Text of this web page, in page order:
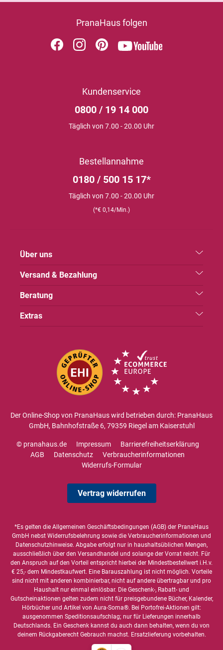
PranaHaus folgen
Kundenservice
0800 / 19 14 000
Täglich von 7.00 - 20.00 Uhr
Bestellannahme
0180 / 500 15 17*
Täglich von 7.00 - 20.00 Uhr
(*€ 0,14/Min.)
Über uns
Versand & Bezahlung
Beratung
Extras
Der Online-Shop von PranaHaus wird betrieben durch: PranaHaus
GmbH, Bahnhofstraße 6, 79359 Riegel am Kaiserstuhl
© pranahaus.de Impressum
Barrierefreiheitserklärung
AGB
Datenschutz
Verbraucherinformationen
Widerrufs-Formular
Vertrag widerrufen
*Es gelten die Allgemeinen Geschäftsbedingungen (AGB) der PranaHaus
GmbH nebst Widerrufsbelehrung sowie die Verbraucherinformationen und
Datenschutzhinweise. Abgabe erfolgt nur in haushaltsüblichen Mengen,
ausschließlich über den Versandhandel und solange der Vorrat reicht. Für
den Anspruch auf den Vorteil entspricht hierbei der Mindestbestellwert i.H.v.
€ 25,- dem Mindestkaufwert. Eine Barauszahlung ist nicht möglich. Vorteile
sind nicht mit anderen kombinierbar, nicht auf andere übertragbar und pro
Haushalt nur einmal einlösbar. Die Geschenk-, Rabatt- und
Gutscheinaktionen gelten zudem nicht für preisgebundene Bücher, Kalender,
Hörbücher und Artikel von Aura-Soma®. Bei Portofrei-Aktionen gilt:
ausgenommen Speditionsaufschlag; nur für Lieferungen innerhalb
Deutschlands. Ein Geschenk kannst du auch dann behalten, wenn du von
deinem Rückgaberecht Gebrauch machst. Ersatzlieferung vorbehalten.